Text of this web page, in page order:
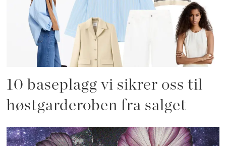
10 baseplagg vi sikrer oss til
høstgarderoben fra salget